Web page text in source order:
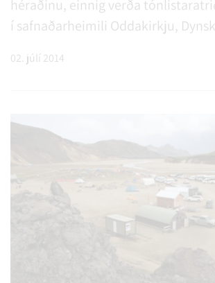
héraðinu, einnig verða
í safnaðarheimili Oddakirkju,
02. júlí 2014